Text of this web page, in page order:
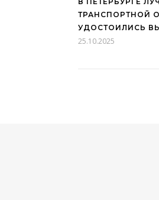
ТРАНСПОРТНОЙ
УДОСТОИЛИСЬ
25.10.2025